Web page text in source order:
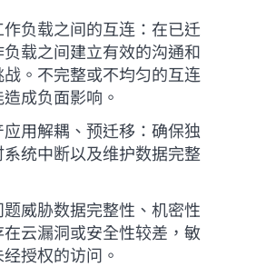
负载之间的互连：在已迁
载之间建立有效的沟通和
。不完整或不均匀的互连
成负面影响。
用解耦、预迁移：确保独
统中断以及维护数据完整
威胁数据完整性、机密性
云漏洞或安全性较差，敏
授权的访问。